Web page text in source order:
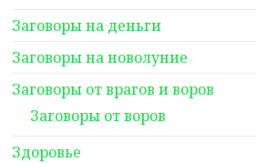
Заговоры на деньги
Заговоры на новолуние
Заговоры от врагов и воров
Заговоры от воров
Здоровье